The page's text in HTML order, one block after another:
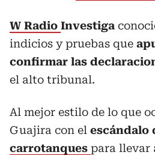
W Radio Investiga
indicios y pruebas que
confirmar las
el alto tribunal.
Al mejor estilo de lo que
Guajira con el escándalo
carrotanques para llevar